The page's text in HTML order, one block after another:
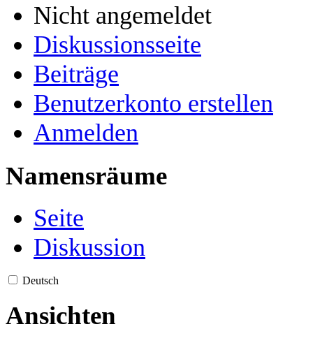
Nicht angemeldet
Diskussionsseite
Beiträge
Benutzerkonto erstellen
Anmelden
Namensräume
Seite
Diskussion
Deutsch
Ansichten